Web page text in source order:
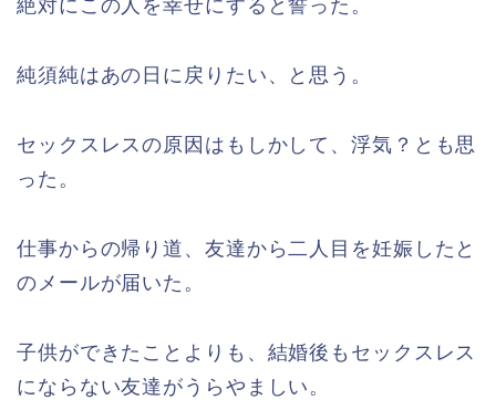
絶対にこの人を幸せにすると誓った。
純須純はあの日に戻りたい、と思う。
セックスレスの原因はもしかして、浮気？とも思
った。
仕事からの帰り道、友達から二人目を妊娠したと
のメールが届いた。
子供ができたことよりも、結婚後もセックスレス
にならない友達がうらやましい。